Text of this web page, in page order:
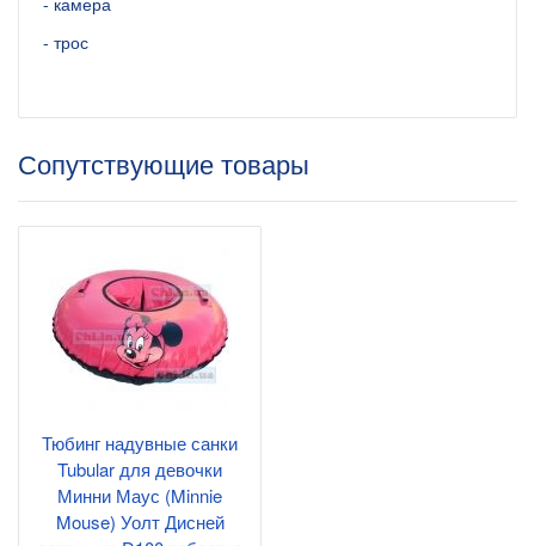
- трос
Сопутствующие товары
Тюбинг надувные санки
Tubular для девочки
Минни Маус (Minnie
Mouse) Уолт Дисней